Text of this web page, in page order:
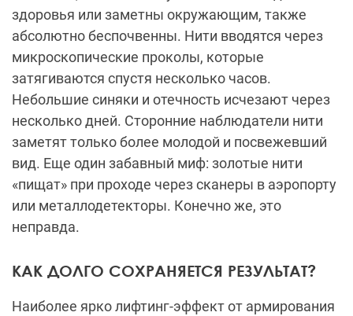
здоровья или заметны окружающим, также
абсолютно беспочвенны. Нити вводятся через
микроскопические проколы, которые
затягиваются спустя несколько часов.
Небольшие синяки и отечность исчезают через
несколько дней. Сторонние наблюдатели нити
заметят только более молодой и посвежевший
вид. Еще один забавный миф: золотые нити
«пищат» при проходе через сканеры в аэропорту
или металлодетекторы. Конечно же, это
неправда.
КАК ДОЛГО СОХРАНЯЕТСЯ РЕЗУЛЬТАТ?
Наиболее ярко лифтинг-эффект от армирования